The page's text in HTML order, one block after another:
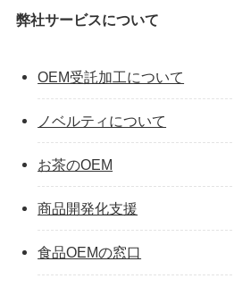
弊社サービスについて
OEM受託加工について
ノベルティについて
お茶のOEM
商品開発化支援
食品OEMの窓口